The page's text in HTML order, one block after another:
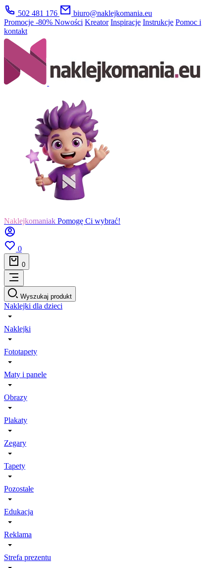
502 481 176
biuro@naklejkomania.eu
Promocje -80% Nowości Kreator Inspiracje Instrukcje Pomoc i
kontakt
Naklejkomaniak Pomogę Ci wybrać!
0
0
Wyszukaj produkt
Naklejki dla dzieci
Naklejki
Fototapety
Maty i panele
Obrazy
Plakaty
Zegary
Tapety
Pozostałe
Edukacja
Reklama
Strefa prezentu